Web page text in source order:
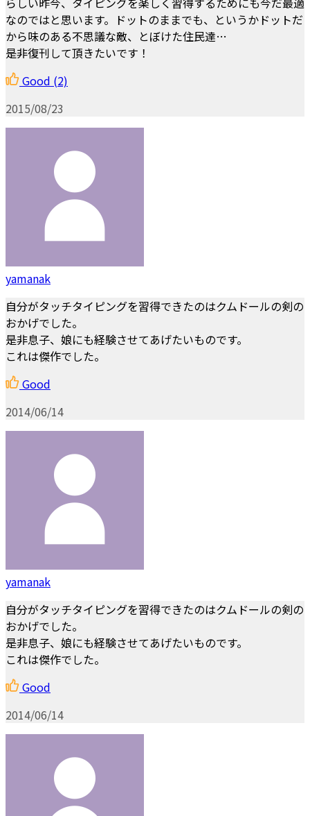
なのではと思います。ドットのままでも、というかドットだ
から味のある不思議な敵、とぼけた住民達…
是非復刊して頂きたいです！
Good (2)
2015/08/23
yamanak
自分がタッチタイピングを習得できたのはクムドールの剣の
おかげでした。
是非息子、娘にも経験させてあげたいものです。
これは傑作でした。
Good
2014/06/14
yamanak
自分がタッチタイピングを習得できたのはクムドールの剣の
おかげでした。
是非息子、娘にも経験させてあげたいものです。
これは傑作でした。
Good
2014/06/14